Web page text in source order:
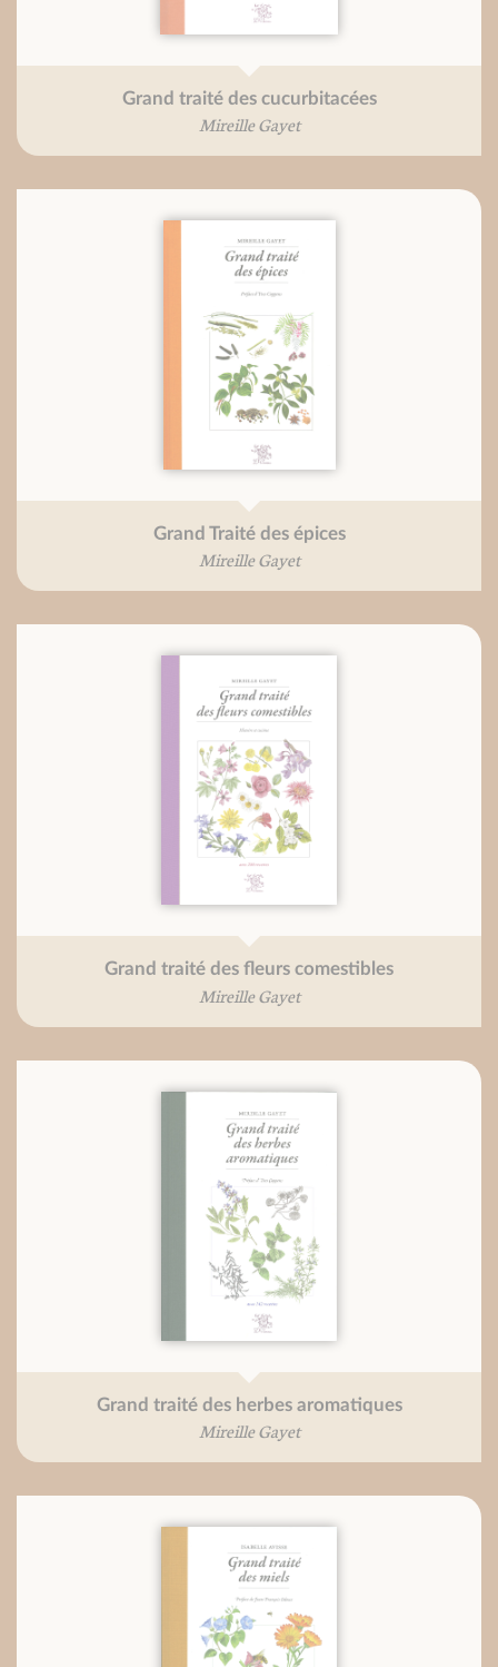
Grand traité des cucurbitacées
Mireille Gayet
Grand Traité des épices
Mireille Gayet
Grand traité des fleurs comestibles
Mireille Gayet
Grand traité des herbes aromatiques
Mireille Gayet